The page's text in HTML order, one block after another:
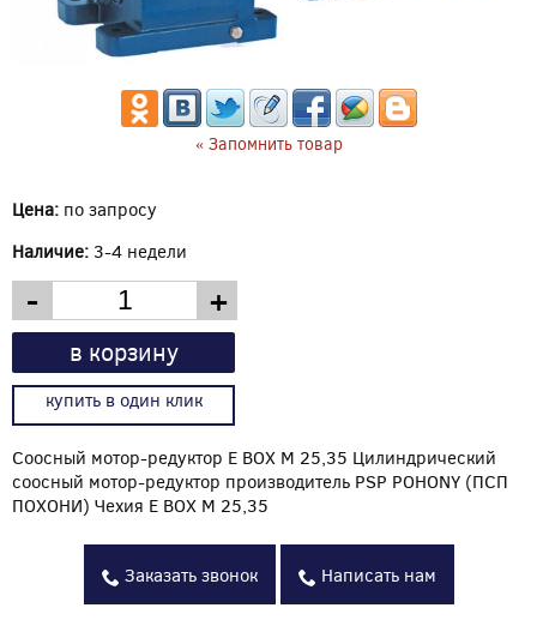
« Запомнить товар
Цена: по запросу
Наличие: 3-4 недели
- +
в корзину
купить в один клик
Соосный мотор-редуктор E BOX M 25,35 Цилиндрический
соосный мотор-редуктор производитель PSP POHONY (ПСП
ПОХОНИ) Чехия E BOX M 25,35
Заказать звонок Написать нам